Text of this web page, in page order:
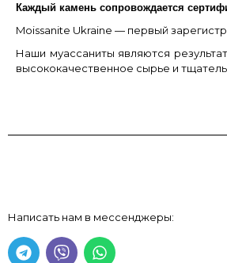
Каждый камень сопровождается
Moissanite Ukraine — первый
Наши муассаниты являются
высококачественное сырье и
Написать нам в мессенджеры: